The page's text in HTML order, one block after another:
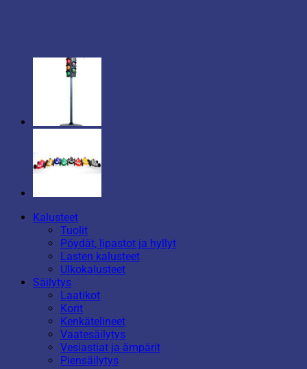
Kalusteet
Tuolit
Pöydät, lipastot ja hyllyt
Lasten kalusteet
Ulkokalusteet
Säilytys
Laatikot
Korit
Kenkätelineet
Vaatesäilytys
Vesiastiat ja ämpärit
Piensäilytys